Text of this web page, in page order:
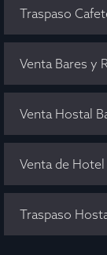
Traspaso
Venta Bares y
Venta Hostal
Venta de
Traspaso